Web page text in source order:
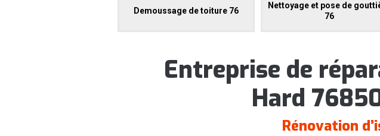
Demoussage de toiture 76
Nettoyage et pose de
76
Entreprise de
Hard
Rénovation